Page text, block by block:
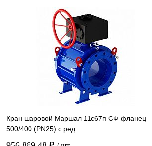
Купить в 1 клик
В наличии
Кран шаровой Маршал 11с67п СФ фланец
500/400 (PN25) с ред.